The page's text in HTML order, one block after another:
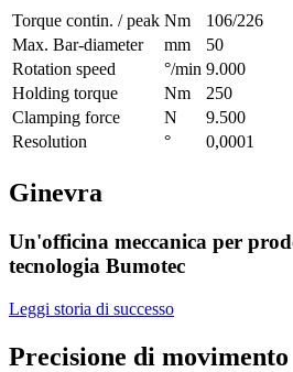
Torque contin. / peak Nm
106/226
Max. Bar-diameter
mm
50
Rotation speed
°/min 9.000
Holding torque
Nm
250
Clamping force
N
9.500
Resolution
° 0,0001
Ginevra
Un'officina meccanica per
tecnologia Bumotec
Leggi storia di successo
Precisione di movimento